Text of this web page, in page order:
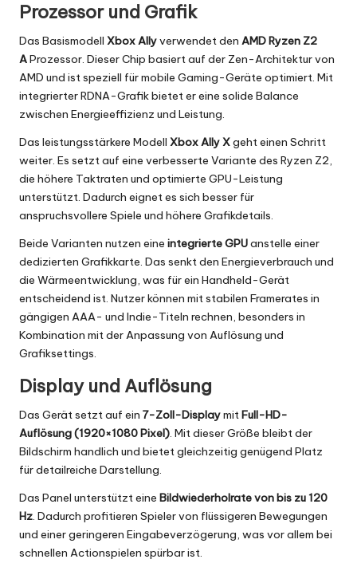
Prozessor und Grafik
Das Basismodell Xbox Allyverwendet den AMD Ryzen Z2
AProzessor. Dieser Chip basiert auf der Zen-Architektur von
AMD und ist speziell für mobile Gaming-Geräte optimiert. Mit
integrierter RDNA-Grafik bietet er eine solide Balance
zwischen Energieeffizienz und Leistung.
Das leistungsstärkere Modell Xbox Ally Xgeht einen Schritt
weiter. Es setzt auf eine verbesserte Variante des Ryzen Z2,
die höhere Taktraten und optimierte GPU-Leistung
unterstützt. Dadurch eignet es sich besser für
anspruchsvollere Spiele und höhere Grafikdetails.
Beide Varianten nutzen eine integrierte GPUanstelle einer
dedizierten Grafikkarte. Das senkt den Energieverbrauch und
die Wärmeentwicklung, was für ein Handheld-Gerät
entscheidend ist. Nutzer können mit stabilen Framerates in
gängigen AAA- und Indie-Titeln rechnen, besonders in
Kombination mit der Anpassung von Auflösung und
Grafiksettings.
Display und Auflösung
Das Gerät setzt auf ein 7-Zoll-DisplaymitFull-HD-
Auflösung (1920×1080 Pixel). Mit dieser Größe bleibt der
Bildschirm handlich und bietet gleichzeitig genügend Platz
für detailreiche Darstellung.
Das Panel unterstützt eine Bildwiederholrate von bis zu 120
Hz. Dadurch profitieren Spieler von flüssigeren Bewegungen
und einer geringeren Eingabeverzögerung, was vor allem bei
schnellen Actionspielen spürbar ist.